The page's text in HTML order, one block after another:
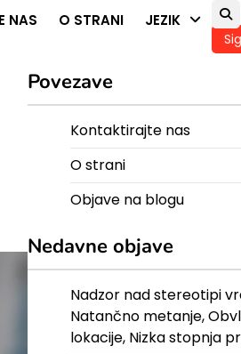
NAS O STRANI JEZIK
Povezave
Kontaktirajte nas
O strani
Objave na blogu
Nedavne objave
Nadzor nad stereotipi
Natančno metanje,
lokacije, Nizka stopnja